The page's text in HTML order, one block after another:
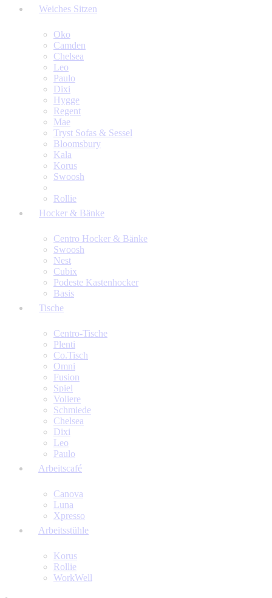
Weiches Sitzen
Oko
Camden
Chelsea
Leo
Paulo
Dixi
Hygge
Regent
Mae
Tryst Sofas & Sessel
Bloomsbury
Kala
Korus
Swoosh
Rollie
Hocker & Bänke
Centro Hocker & Bänke
Swoosh
Nest
Cubix
Podeste Kastenhocker
Basis
Tische
Centro-Tische
Plenti
Co.Tisch
Omni
Fusion
Spiel
Voliere
Schmiede
Chelsea
Dixi
Leo
Paulo
Arbeitscafé
Canova
Luna
Xpresso
Arbeitsstühle
Korus
Rollie
WorkWell